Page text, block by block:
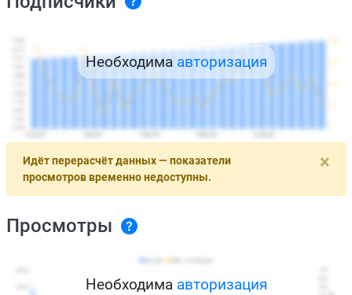
Необходима авторизация
×
Идёт перерасчёт данных — показатели
просмотров временно недоступны.
Просмотры
Необходима авторизация